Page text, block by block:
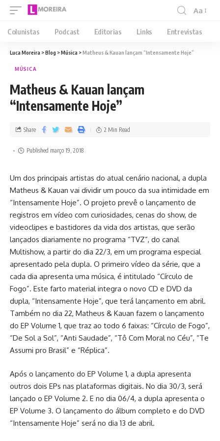
Aa
Colunistas Podcast Editorias Links Entrevistas
Luca Moreira >Blog >Música >Matheus & Kauan lançam “Intensamente Hoje”
MÚSICA
Matheus & Kauan lançam
“Intensamente Hoje”
Published março 19, 2018
Share 2 Min Read
Um dos principais artistas do atual cenário nacional, a dupla
Matheus & Kauan vai dividir um pouco da sua intimidade em
“Intensamente Hoje”. O projeto prevê o lançamento de
registros em vídeo com curiosidades, cenas do show, de
videoclipes e bastidores da vida dos artistas, que serão
lançados diariamente no programa “TVZ”, do canal
Multishow, a partir do dia 22/3, em um programa especial
apresentado pela dupla. O primeiro vídeo da série, que a
cada dia apresenta uma música, é intitulado “Círculo de
Fogo”. Este farto material integra o novo CD e DVD da
dupla, “Intensamente Hoje”, que terá lançamento em abril.
Também no dia 22, Matheus & Kauan fazem o lançamento
do EP Volume 1, que traz ao todo 6 faixas: “Círculo de Fogo”,
“De Sol a Sol”, “Anti Saudade”, “Tô Com Moral no Céu”, “Te
Assumi pro Brasil” e “Réplica”.
Após o lançamento do EP Volume 1, a dupla apresenta
outros dois EPs nas plataformas digitais. No dia 30/3, será
lançado o EP Volume 2. E no dia 06/4, a dupla apresenta o
EP Volume 3. O lançamento do álbum completo e do DVD
“Intensamente Hoje” será no dia 13 de abril.